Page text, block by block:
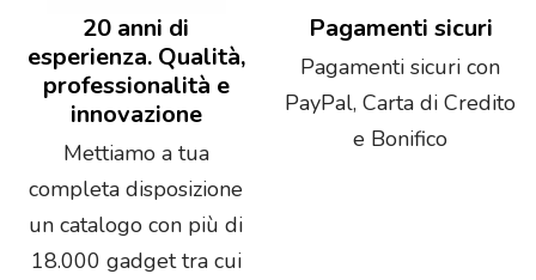
20 anni di
esperienza. Qualità,
professionalità e
innovazione
Mettiamo a tua
completa disposizione
un catalogo con più di
18.000 gadget tra cui
Pagamenti sicuri
Pagamenti sicuri con
PayPal, Carta di Credito
e Bonifico